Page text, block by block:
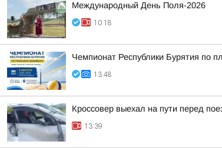
Международный День Поля-2026
10:18
Чемпионат Республики Бурятия по
13:48
Кроссовер выехал на пути перед
13:39